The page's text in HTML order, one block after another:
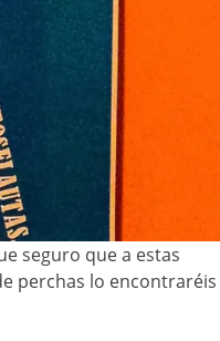
seguro que a estas
perchas lo encontraréis